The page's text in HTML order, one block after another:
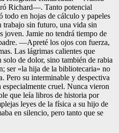
Richard—. Tanto potencial
todo en hojas de cálculo y papeles
sin futuro, una vida sin
joven. Jamie no tendrá tiempo de
—Apreté los ojos con fuerza,
Las lágrimas calientes que
de dolor, sino también de rabia
ser «la hija de la bibliotecaria» no
Pero su interminable y despectiva
cruel. Nunca vieron
que leía libros de historia por
leyes de la física a su hijo de
en silencio, pero tanto que se